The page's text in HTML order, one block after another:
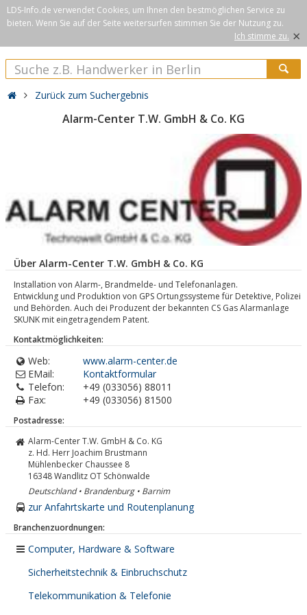
LDS-Info.de verwendet Cookies, um Ihnen den bestmöglichen Service zu
bieten. Wenn Sie auf der Seite weitersurfen stimmen Sie der Nutzung zu.
Ich stimme zu. ×
Zurück zum Suchergebnis
Alarm-Center T.W. GmbH & Co. KG
Über Alarm-Center T.W. GmbH & Co. KG
Installation von Alarm-, Brandmelde- und Telefonanlagen.
Entwicklung und Produktion von GPS Ortungssysteme für Detektive, Polizei
und Behörden. Auch dei Produzent der bekannten CS Gas Alarmanlage
SKUNK mit eingetragendem Patent.
Kontaktmöglichkeiten:
Web:
www.alarm-center.de
EMail:
Kontaktformular
Telefon:
+49 (033056) 88011
Fax:
+49 (033056) 81500
Postadresse:
Alarm-Center T.W. GmbH & Co. KG
z. Hd. Herr Joachim Brustmann
Mühlenbecker Chaussee 8
16348Wandlitz OT Schönwalde
Deutschland • Brandenburg • Barnim
zur Anfahrtskarte und Routenplanung
Branchenzuordnungen:
Computer, Hardware & Software
Sicherheitstechnik & Einbruchschutz
Telekommunikation & Telefonie